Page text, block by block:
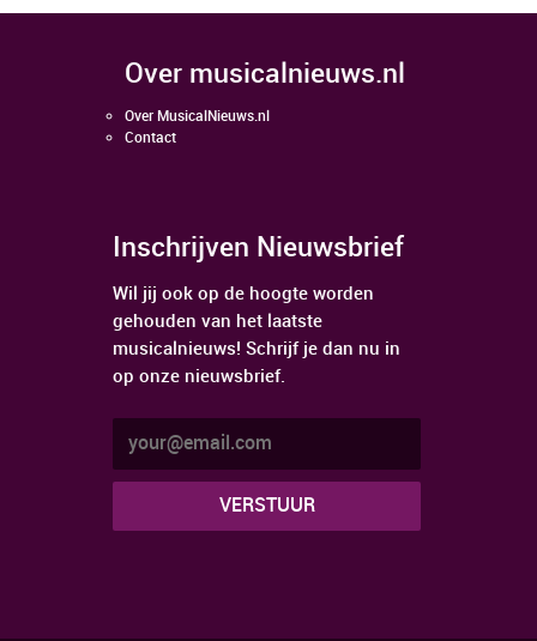
over musicalnieuws.nl
Over MusicalNieuws.nl
Contact
Inschrijven Nieuwsbrief
Wil jij ook op de hoogte worden
gehouden van het laatste
musicalnieuws! Schrijf je dan nu in
op onze nieuwsbrief.